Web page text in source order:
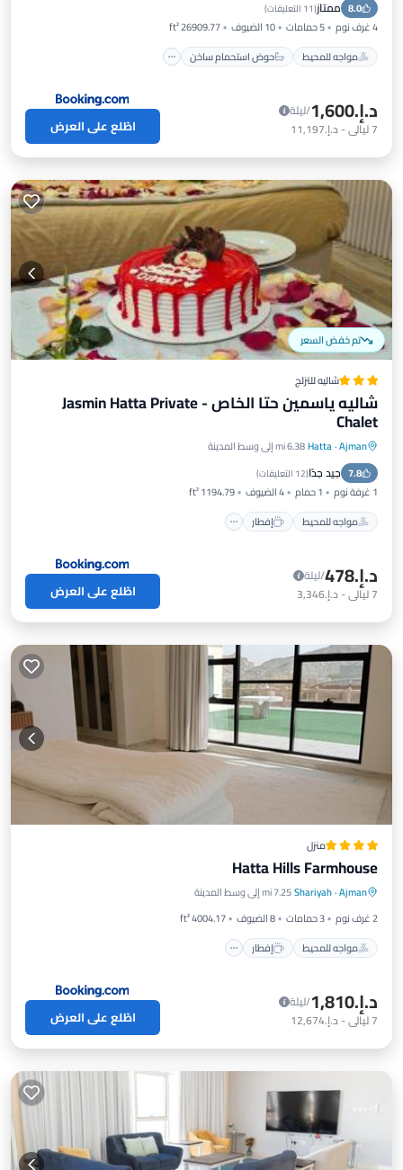
8.0 ممتاز(11 التعليقات )
4 غرف نوم 5 حمامات 10 الضيوف
26909.77 ft²
مواجه للمحيط
حوض استحمام ساخن
موقف سيارات
د.إ.‏1,600
/ليلة
7ليالي- د.إ.‏11,197 اطّلع على العرض
تم خفض السعر
شاليه للتزلج
شاليه ياسمين حتا الخاص - Jasmin Hatta Private
Chalet
Ajman
·
Hatta6.38 mi إلى وسط المدينة
7.8 جيد جدًا(12 التعليقات )
1 غرفة نوم 1 حمام 4 الضيوف
1194.79 ft²
مواجه للمحيط
إفطار
مواجه للمحيط إفطار
مسبح
د.إ.‏478
/ليلة
7ليالي- د.إ.‏3,346 اطّلع على العرض
منزل
Hatta Hills Farmhouse
Ajman
·
Shariyah7.25 mi إلى وسط المدينة
2 غرف نوم
3 حمامات 8 الضيوف
4004.17 ft²
مواجه للمحيط
إفطار
مواجه للمحيط
مسبح
د.إ.‏1,810
/ليلة
7ليالي- د.إ.‏12,674 اطّلع على العرض